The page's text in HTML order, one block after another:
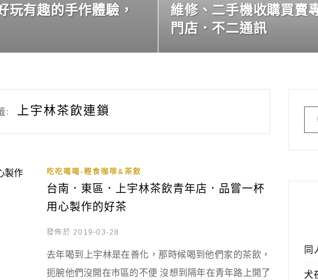
玩有趣的手作體驗，
維修、二手機收購買賣
門店．不二通訊
: 上宇林茶飲連鎖
吃吃喝喝-輕食咖啡&茶飲
台南．東區．上宇林茶飲青年店．品嘗一杯
用心製作的好茶
發佈於 2019-03-28
去年喝到上宇林是在善化，那時候喝到他們家的茶飲，
扼腕他們沒開在市區的不便 沒想到隔年在青年路上開了
同
犬